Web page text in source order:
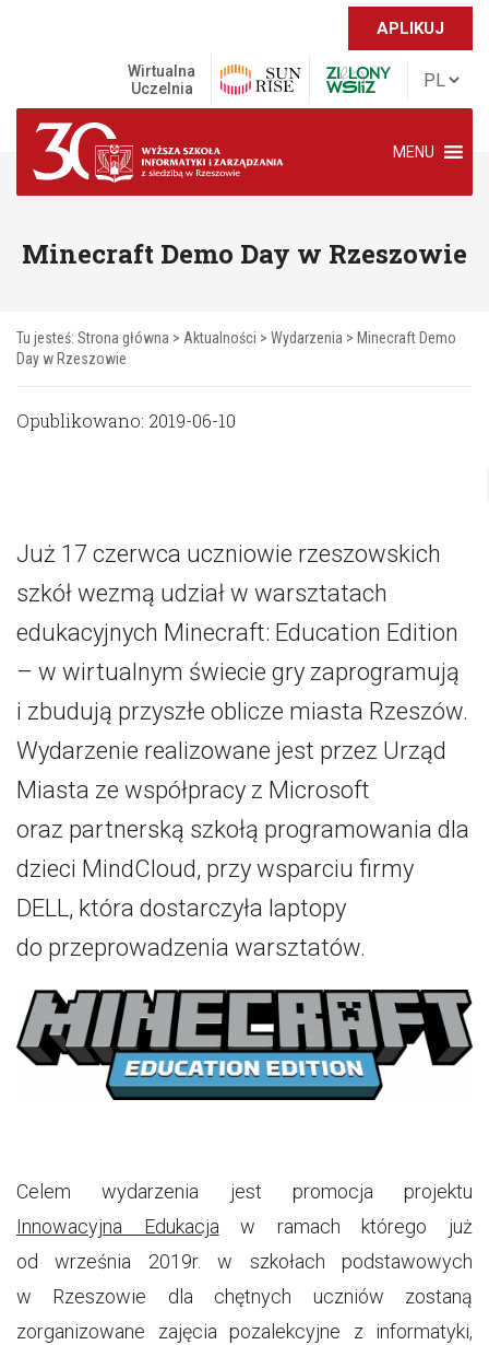
APLIKUJ
Wirtualna
Uczelnia
MENU
Minecraft Demo Day w Rzeszowie
Tu jesteś: Strona główna > Aktualności > Wydarzenia > Minecraft Demo
Day w Rzeszowie
Opublikowano: 2019-06-10
Już 17 czerwca uczniowie rzeszowskich
szkół wezmą udział w warsztatach
edukacyjnych Minecraft: Education Edition
– w wirtualnym świecie gry zaprogramują
i zbudują przyszłe oblicze miasta Rzeszów.
Wydarzenie realizowane jest przez Urząd
Miasta ze współpracy z Microsoft
oraz partnerską szkołą programowania dla
dzieci MindCloud, przy wsparciu firmy
DELL, która dostarczyła laptopy
do przeprowadzenia warsztatów.
Celem wydarzenia jest promocja projektu
Innowacyjna Edukacja w ramach którego już
od września 2019r. w szkołach podstawowych
w Rzeszowie dla chętnych uczniów zostaną
zorganizowane zajęcia pozalekcyjne z informatyki,